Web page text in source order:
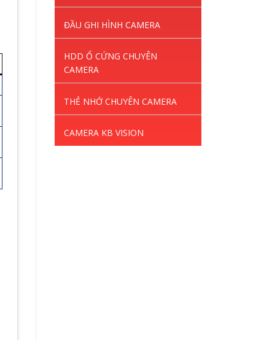
ĐẦU GHI HÌNH CAMERA
HDD Ổ CỨNG CHUYÊN
CAMERA
THẺ NHỚ CHUYÊN CAMERA
CAMERA KB VISION